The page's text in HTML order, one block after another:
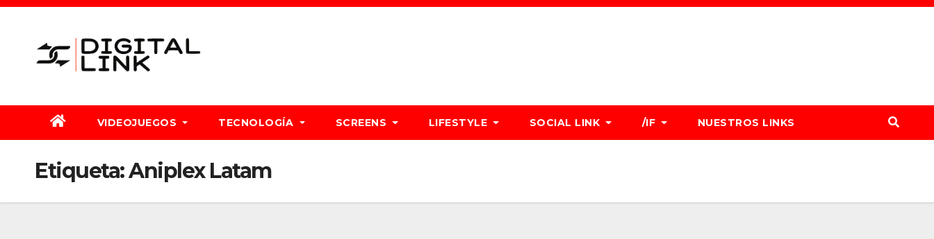
Saltar
contenido
VIDEOJUEGOS TECNOLOGÍA SCREENS LIFESTYLE SOCIAL LINK /IF NUESTROS LINKS
Etiqueta:Aniplex Latam